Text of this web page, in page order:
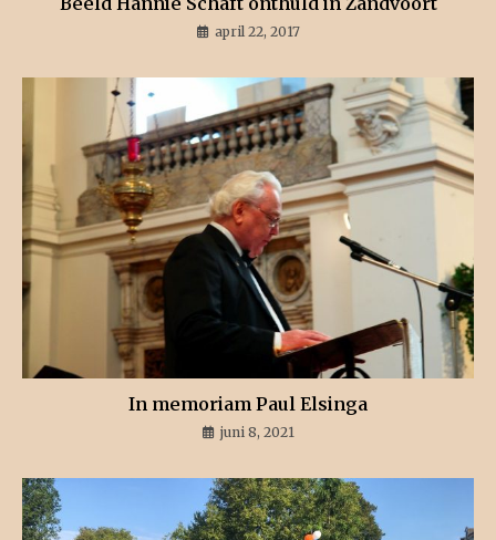
april 22, 2017
In memoriam Paul Elsinga
juni 8, 2021